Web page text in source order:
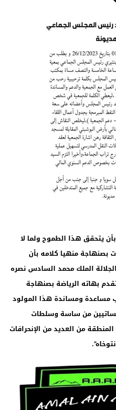
يتحقق هذا الطموح ولما لا
بصنهاجة منهيا كلامه بأن
الملك محمد السادس نصره
بهاته الرياضة بصنهاجة
مساعدة ومساندة هذا المولود
من ساسة وسلطات
من العديد من الإنحرافات